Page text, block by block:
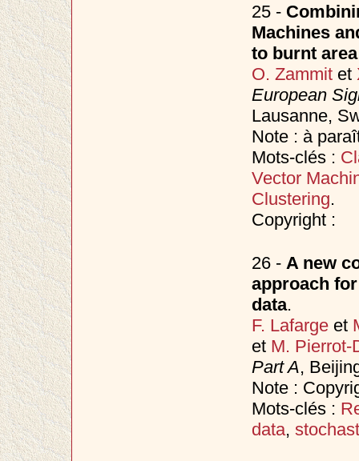
25 -
Machines
to burnt
O. Zammitet
European
Lausanne,
Note : à
Mots-clés :
Vector
Clustering.
Copyright :
26 - A new
approach
data.
F. Lafargeet
et M. Pierrot-
Part A,
Note :
Mots-clés :
data,